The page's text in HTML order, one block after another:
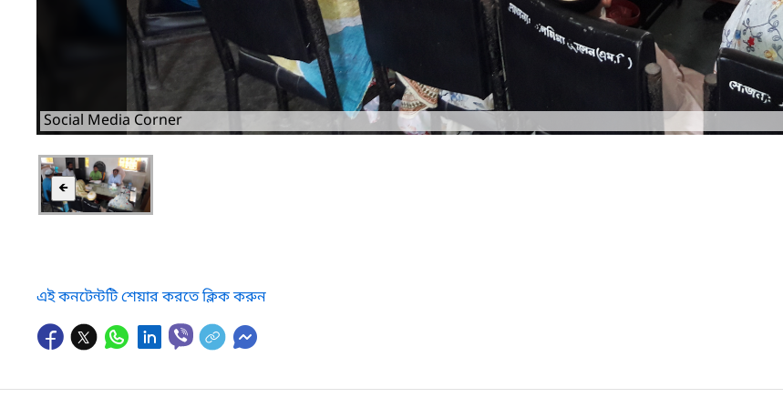
Social Media Corner
🡸
এই কনটেন্টটি শেয়ার করতে ক্লিক করুন